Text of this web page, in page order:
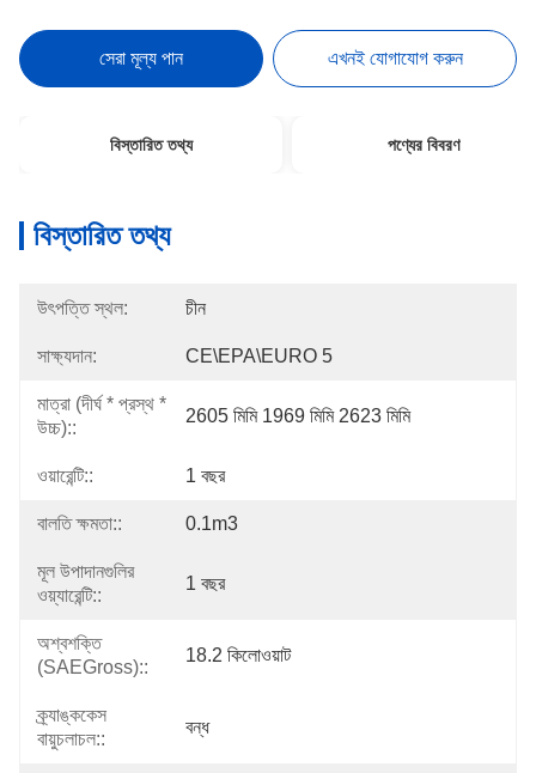
সেরা মূল্য পান এখনই যোগাযোগ করুন
বিস্তারিত তথ্য পণ্যের বিবরণ
বিস্তারিত তথ্য
উৎপত্তি স্থল: চীন
সাক্ষ্যদান: CE\EPA\EURO 5
মাত্রা (দীর্ঘ * প্রস্থ *
উচ্চ)::
2605 মিমি 1969 মিমি 2623 মিমি
ওয়ারেন্টি:: 1 বছর
বালতি ক্ষমতা:: 0.1m3
মূল উপাদানগুলির
ওয়্যারেন্টি::
1 বছর
অশ্বশক্তি
(SAEGross)::
18.2 কিলোওয়াট
ক্র্যাঙ্ককেস
বায়ুচলাচল::
বন্ধ